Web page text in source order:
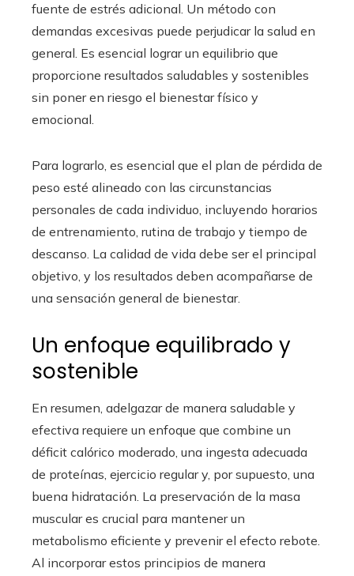
fuente de estrés adicional. Un método con
demandas excesivas puede perjudicar la salud en
general. Es esencial lograr un equilibrio que
proporcione resultados saludables y sostenibles
sin poner en riesgo el bienestar físico y
emocional.
Para lograrlo, es esencial que el plan de pérdida de
peso esté alineado con las circunstancias
personales de cada individuo, incluyendo horarios
de entrenamiento, rutina de trabajo y tiempo de
descanso. La calidad de vida debe ser el principal
objetivo, y los resultados deben acompañarse de
una sensación general de bienestar.
Un enfoque equilibrado y
sostenible
En resumen, adelgazar de manera saludable y
efectiva requiere un enfoque que combine un
déficit calórico moderado, una ingesta adecuada
de proteínas, ejercicio regular y, por supuesto, una
buena hidratación. La preservación de la masa
muscular es crucial para mantener un
metabolismo eficiente y prevenir el efecto rebote.
Al incorporar estos principios de manera